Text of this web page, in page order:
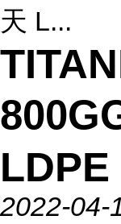
天 L...
LDPE
2022-04-